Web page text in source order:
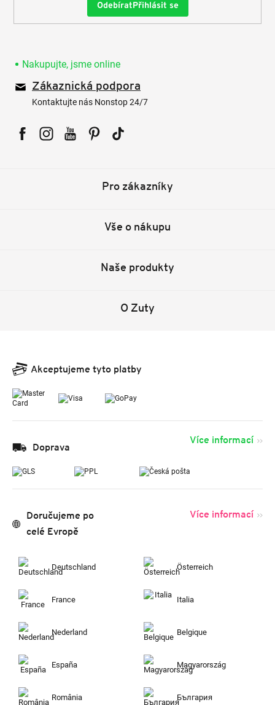
Přihlásit se
Nakupujte, jsme online
Zákaznická podpora
Kontaktujte nás Nonstop 24/7
Pro zákazníky
Vše o nákupu
Naše produkty
O Zuty
Akceptujeme tyto platby
Doprava
Více informací
Doručujeme po
celé Evropě
Více informací
Deutschland Österreich
France Italia
Nederland Belgique
España Magyarország
România България